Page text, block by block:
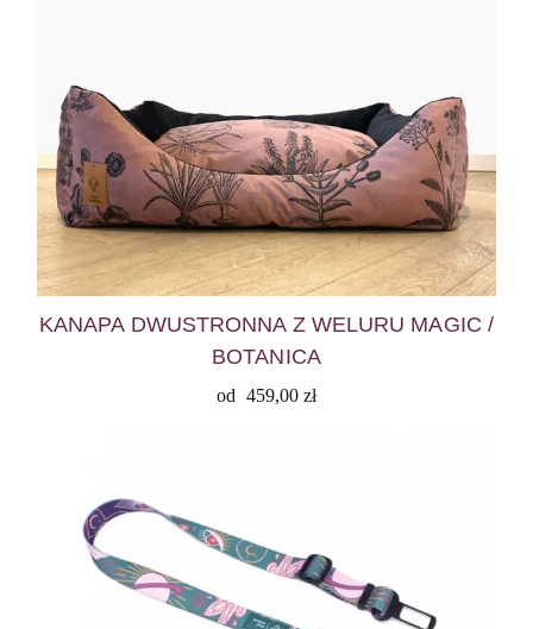
KANAPA DWUSTRONNA Z WELURU MAGIC /
BOTANICA
od 459,00 zł